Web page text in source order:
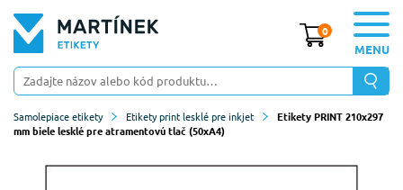
0
MENU
Samolepiace etikety Etikety print lesklé pre inkjet
Etikety PRINT 210x297
mm biele lesklé pre atramentovú tlač (50xA4)